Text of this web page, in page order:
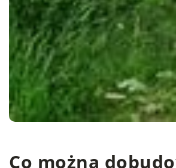
Co można